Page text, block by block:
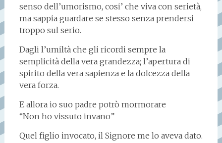
senso dell’umorismo, cosi’ che viva con serietà,
ma sappia guardare se stesso senza prendersi
troppo sul serio.
Dagli l’umiltà che gli ricordi sempre la
semplicità della vera grandezza; l’apertura di
spirito della vera sapienza e la dolcezza della
vera forza.
E allora io suo padre potrò mormorare
“Non ho vissuto invano”
Quel figlio invocato, il Signore me lo aveva dato.